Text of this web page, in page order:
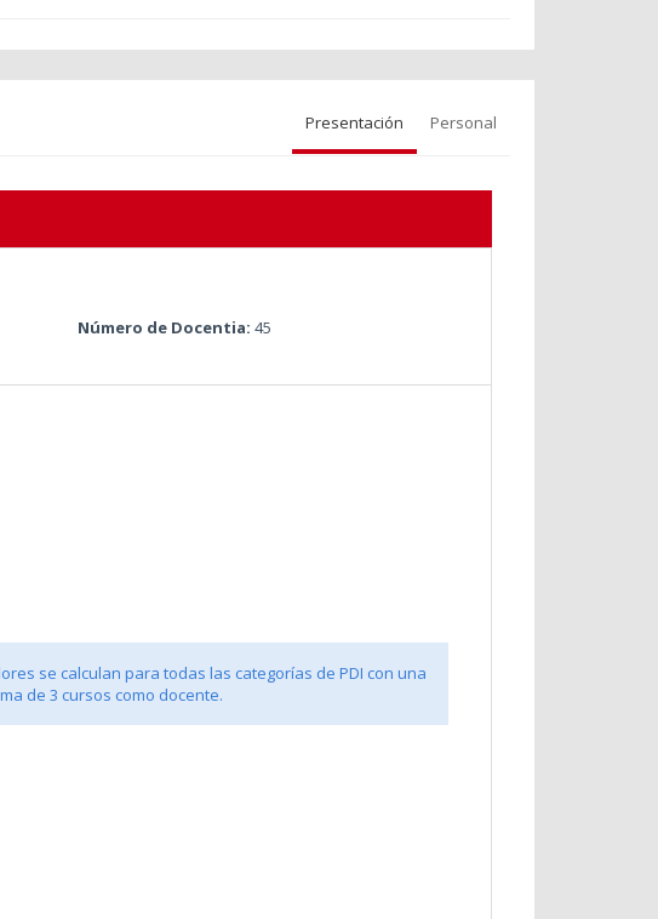
Presentación Personal
Número de Docentia: 45
se calculan para todas las categorías de PDI con una
de 3 cursos como docente.